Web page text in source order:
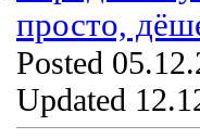
просто,
Posted
Updated